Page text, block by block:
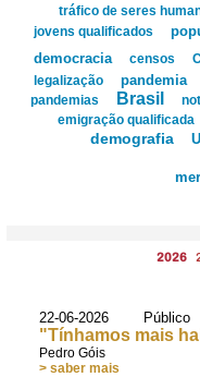
tráfico de seres
jovens qualificados
democracia censos
legalização
pandemia
pandemias
Brasil
emigração qualificada
demografia
2026
22-06-2026 Público
"Tínhamos mais
Pedro Góis
> saber mais